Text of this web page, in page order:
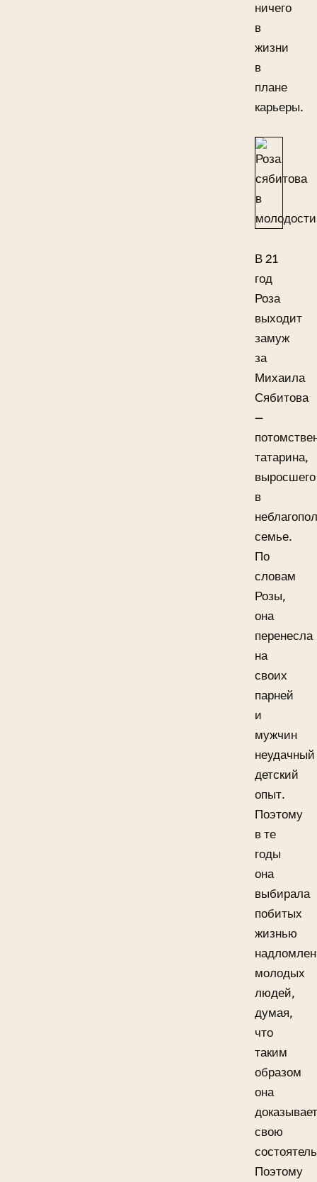
ничего
в
жизни
в
плане
карьеры.
В 21
год
Роза
выходит
замуж
за
Михаила
Сябитова
—
татарина,
выросшего
в
семье.
По
словам
Розы,
она
перенесла
на
своих
парней
и
мужчин
неудачный
детский
опыт.
Поэтому
в те
годы
она
выбирала
побитых
жизнью
молодых
людей,
думая,
что
таким
образом
она
доказывает
свою
Поэтому